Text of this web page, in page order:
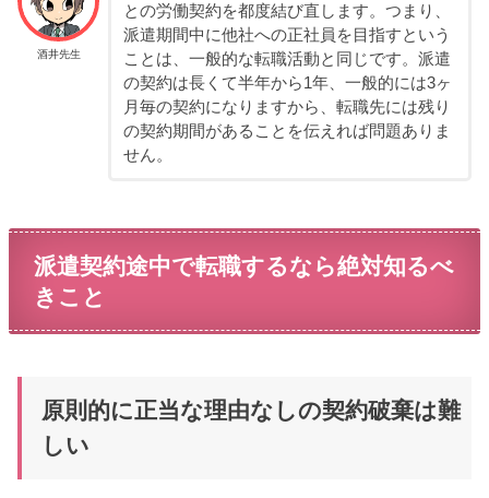
酒井先生
との労働契約を都度結び直します。つまり、
派遣期間中に他社への正社員を目指すという
ことは、一般的な転職活動と同じです。派遣
の契約は長くて半年から1年、一般的には3ヶ
月毎の契約になりますから、転職先には残り
の契約期間があることを伝えれば問題ありま
せん。
派遣契約途中で転職するなら絶対知るべ
きこと
原則的に正当な理由なしの契約破棄は難
しい